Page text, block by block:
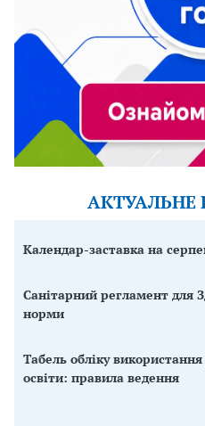
АКТУАЛЬНЕ
Календар-заставка на
Санітарний регламент для
норми
Табель обліку
освіти: правила ведення